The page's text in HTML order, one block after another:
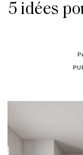
5 idées